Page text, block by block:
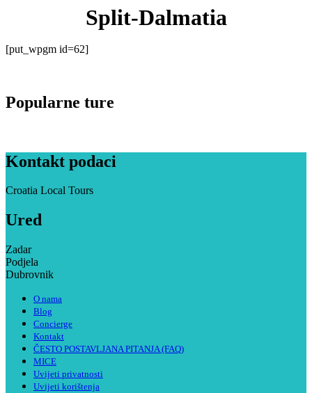
Split-Dalmatia
[put_wpgm id=62]
Popularne ture
Kontakt podaci
Croatia Local Tours
Ured
Zadar
Podjela
Dubrovnik
O nama
Blog
Concierge
Kontakt
ČESTO POSTAVLJANA PITANJA (FAQ)
MICE
Uvijeti privatnosti
Uvijeti korištenja